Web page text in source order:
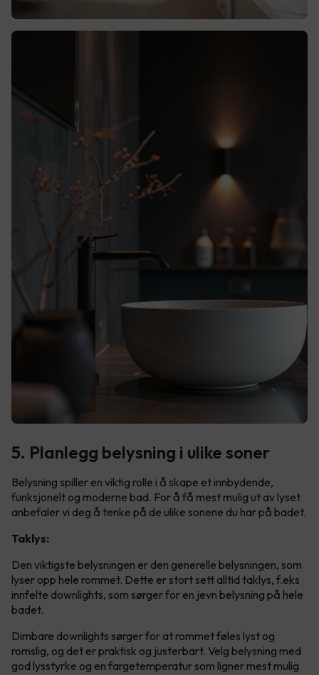
5. Planlegg belysning i ulike soner
Belysning spiller en viktig rolle i å skape et innbydende,
funksjonelt og moderne bad. For å få mest mulig ut av lyset
anbefaler vi deg å tenke på de ulike sonene du har på badet.
Taklys:
Den viktigste belysningen er den generelle belysningen, som
lyser opp hele rommet. Dette er stort sett alltid taklys, f.eks
innfelte downlights, som sørger for en jevn belysning på hele
badet.
Dimbare downlights sørger for at rommet føles lyst og
romslig, og det er praktisk og justerbart. Velg belysning med
god lysstyrke og en fargetemperatur som ligner mest mulig